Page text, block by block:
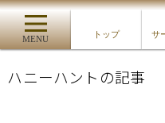
MENU
トップ サ
ハニーハントの記事